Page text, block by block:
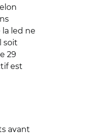
led ne
soit
29
est
avant